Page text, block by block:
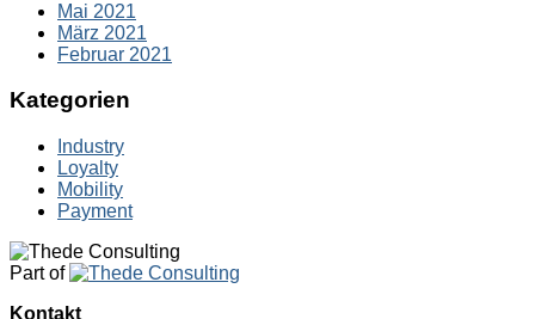
Mai 2021
März 2021
Februar 2021
Kategorien
Industry
Loyalty
Mobility
Payment
Part of
Kontakt